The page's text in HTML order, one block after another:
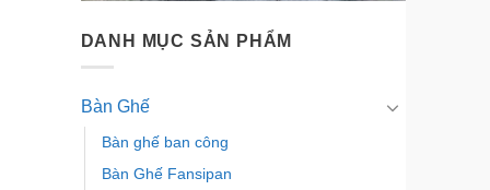
DANH MỤC SẢN PHẨM
Bàn Ghế
Bàn ghế ban công
Bàn Ghế Fansipan